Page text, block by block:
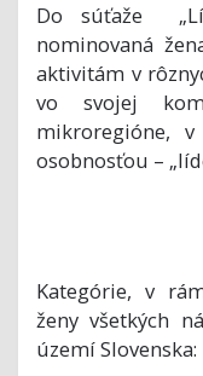
Do súťaže
nominovaná
aktivitám v
vo svojej
mikroregióne,
osobnosťou –
Kategórie, v
ženy všetkých
území Slovenska: